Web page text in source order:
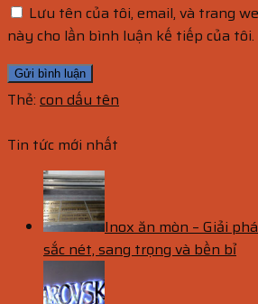
Lưu tên của tôi, email, và trang
này cho lần bình luận kế tiếp của tôi.
Thẻ: con dấu tên
Tin tức mới nhất
Inox ăn mòn – Giải
sắc nét, sang trọng và bền bỉ